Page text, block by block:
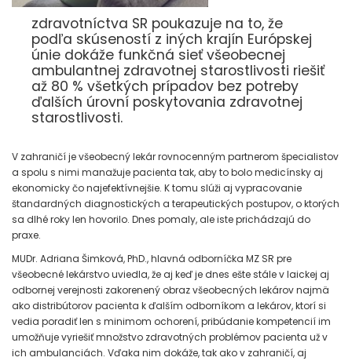
zdravotníctva SR poukazuje na to, že
podľa skúseností z iných krajín Európskej
únie dokáže funkčná sieť všeobecnej
ambulantnej zdravotnej starostlivosti riešiť
až 80 % všetkých prípadov bez potreby
ďalších úrovní poskytovania zdravotnej
starostlivosti.
V zahraničí je všeobecný lekár rovnocenným partnerom špecialistov
a spolu s nimi manažuje pacienta tak, aby to bolo medicínsky aj
ekonomicky čo najefektívnejšie. K tomu slúži aj vypracovanie
štandardných diagnostických a terapeutických postupov, o ktorých
sa dlhé roky len hovorilo. Dnes pomaly, ale iste prichádzajú do
praxe.
MUDr. Adriana Šimková, PhD., hlavná odborníčka MZ SR pre
všeobecné lekárstvo uviedla, že aj keď je dnes ešte stále v laickej aj
odbornej verejnosti zakorenený obraz všeobecných lekárov najmä
ako distribútorov pacienta k ďalším odborníkom a lekárov, ktorí si
vedia poradiť len s minimom ochorení, pribúdanie kompetencií im
umožňuje vyriešiť množstvo zdravotných problémov pacienta už v
ich ambulanciách. Vďaka nim dokáže, tak ako v zahraničí, aj